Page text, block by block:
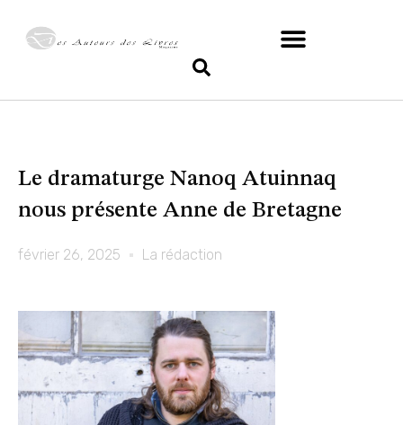
Le dramaturge Nanoq Atuinnaq
nous présente Anne de Bretagne
février 26, 2025 La rédaction